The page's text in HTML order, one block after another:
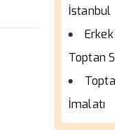
İstanbul
Toptan
İmalatı